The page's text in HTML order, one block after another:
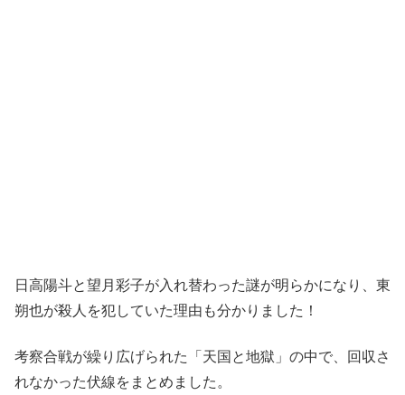
日高陽斗と望月彩子が入れ替わった謎が明らかになり、東
朔也が殺人を犯していた理由も分かりました！
考察合戦が繰り広げられた「天国と地獄」の中で、回収さ
れなかった伏線をまとめました。